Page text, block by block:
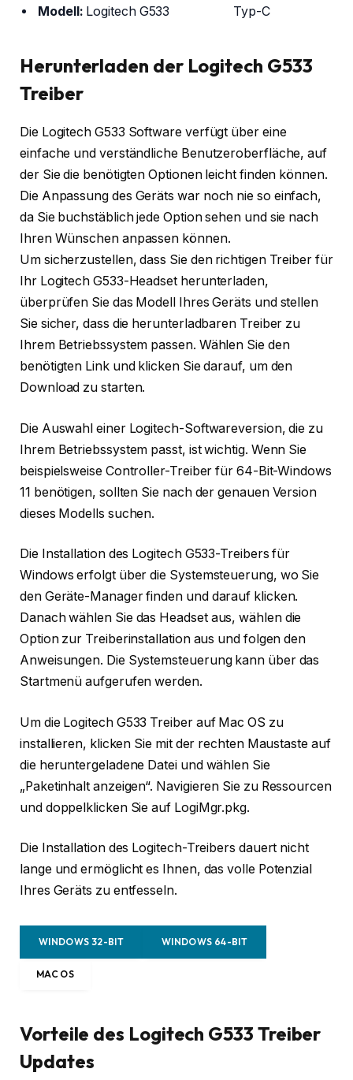
Modell: Logitech G533 Typ-C
Herunterladen der Logitech G533
Treiber
Die Logitech G533 Software verfügt über eine
einfache und verständliche Benutzeroberfläche, auf
der Sie die benötigten Optionen leicht finden können.
Die Anpassung des Geräts war noch nie so einfach,
da Sie buchstäblich jede Option sehen und sie nach
Ihren Wünschen anpassen können.
Um sicherzustellen, dass Sie den richtigen Treiber für
Ihr Logitech G533-Headset herunterladen,
überprüfen Sie das Modell Ihres Geräts und stellen
Sie sicher, dass die herunterladbaren Treiber zu
Ihrem Betriebssystem passen. Wählen Sie den
benötigten Link und klicken Sie darauf, um den
Download zu starten.
Die Auswahl einer Logitech-Softwareversion, die zu
Ihrem Betriebssystem passt, ist wichtig. Wenn Sie
beispielsweise Controller-Treiber für 64-Bit-Windows
11 benötigen, sollten Sie nach der genauen Version
dieses Modells suchen.
Die Installation des Logitech G533-Treibers für
Windows erfolgt über die Systemsteuerung, wo Sie
den Geräte-Manager finden und darauf klicken.
Danach wählen Sie das Headset aus, wählen die
Option zur Treiberinstallation aus und folgen den
Anweisungen. Die Systemsteuerung kann über das
Startmenü aufgerufen werden.
Um die Logitech G533 Treiber auf Mac OS zu
installieren, klicken Sie mit der rechten Maustaste auf
die heruntergeladene Datei und wählen Sie
„Paketinhalt anzeigen“. Navigieren Sie zu Ressourcen
und doppelklicken Sie auf LogiMgr.pkg.
Die Installation des Logitech-Treibers dauert nicht
lange und ermöglicht es Ihnen, das volle Potenzial
Ihres Geräts zu entfesseln.
WINDOWS 32-BIT WINDOWS 64-BIT
MAC OS
Vorteile des Logitech G533 Treiber
Updates